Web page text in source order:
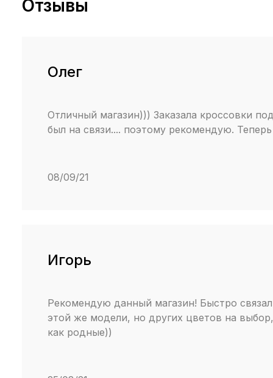
Отзывы
Олег
Отличный магазин))) Заказала кроссовки
был на связи.... поэтому рекомендую.
08/09/21
Игорь
Рекомендую данный магазин! Быстро
этой же модели, но других цветов на
как родные))